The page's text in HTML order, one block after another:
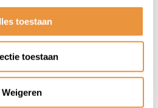
toestaan
toestaan
Weigeren